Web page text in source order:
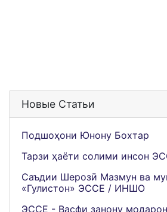
Новые Статьи
Подшоҳони Юнону Бохтар
Тарзи ҳаёти солими инсон
Саъдии Шерозӣ Мазмун ва
«Гулистон» ЭССЕ / ИНШО
ЭССЕ - Васфи занону